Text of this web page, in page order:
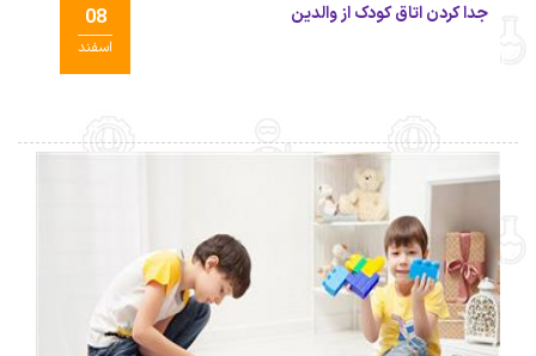
08
اسفند
جدا کردن اتاق کودک از والدین